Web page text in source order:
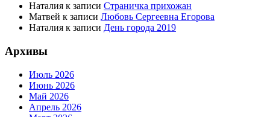
Наталия к записи Страничка прихожан
Матвей к записи Любовь Сергеевна Егорова
Наталия к записи День города 2019
Архивы
Июль 2026
Июнь 2026
Май 2026
Апрель 2026